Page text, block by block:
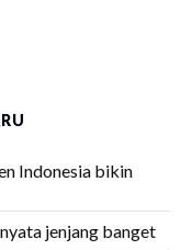
Indonesia bikin
jenjang banget